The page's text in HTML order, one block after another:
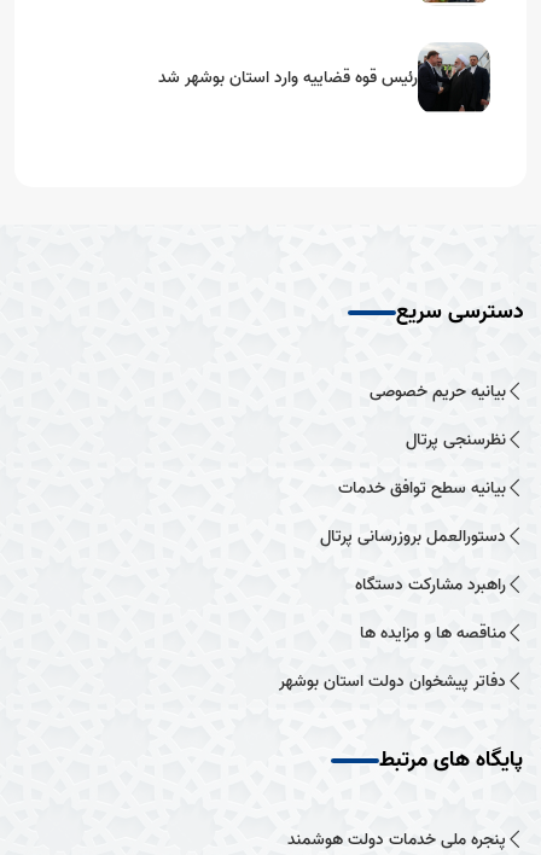
رئیس قوه قضاییه وارد استان بوشهر شد
دسترسی سریع
بیانیه حریم خصوصی
نظرسنجی پرتال
بیانیه سطح توافق خدمات
دستورالعمل بروزرسانی پرتال
راهبرد مشارکت دستگاه
مناقصه ها و مزایده ها
دفاتر پیشخوان دولت استان بوشهر
پایگاه های مرتبط
پنجره ملی خدمات دولت هوشمند